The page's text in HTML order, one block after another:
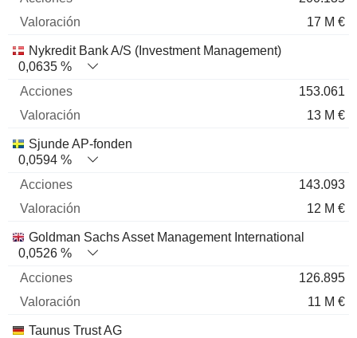
17 M €
Nykredit Bank A/S (Investment Management)
0,0635 %
153.061
13 M €
Sjunde AP-fonden
0,0594 %
143.093
12 M €
Goldman Sachs Asset Management International
0,0526 %
126.895
11 M €
Taunus Trust AG